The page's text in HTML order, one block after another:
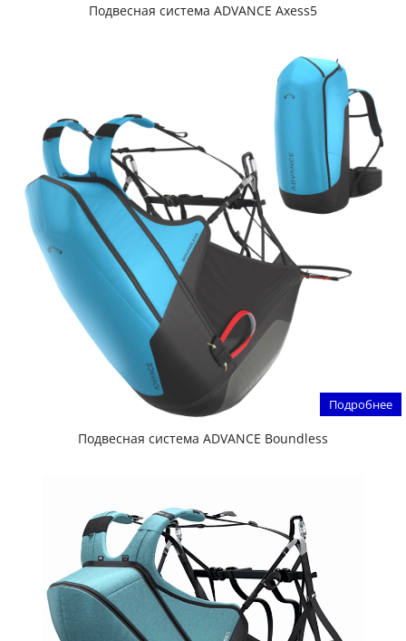
Подвесная система ADVANCE Axess5
Подробнее
Подвесная система ADVANCE Boundless